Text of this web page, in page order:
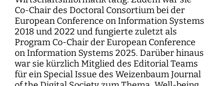
Co-Chair des Doctoral Consortium bei der
European Conference on Information Systems
2018 und 2022 und fungierte zuletzt als
Program Co-Chair der European Conference
on Information Systems 2025. Darüber hinaus
war sie kürzlich Mitglied des Editorial Teams
für ein Special Issue des Weizenbaum Journal